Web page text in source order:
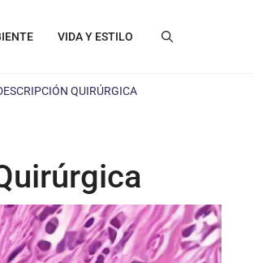
VIDA Y ESTILO
QUIRÚRGICA